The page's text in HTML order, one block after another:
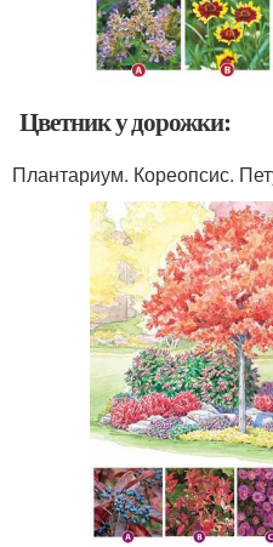
Цветник у дорожки:
Плантариум. Кореопсис.